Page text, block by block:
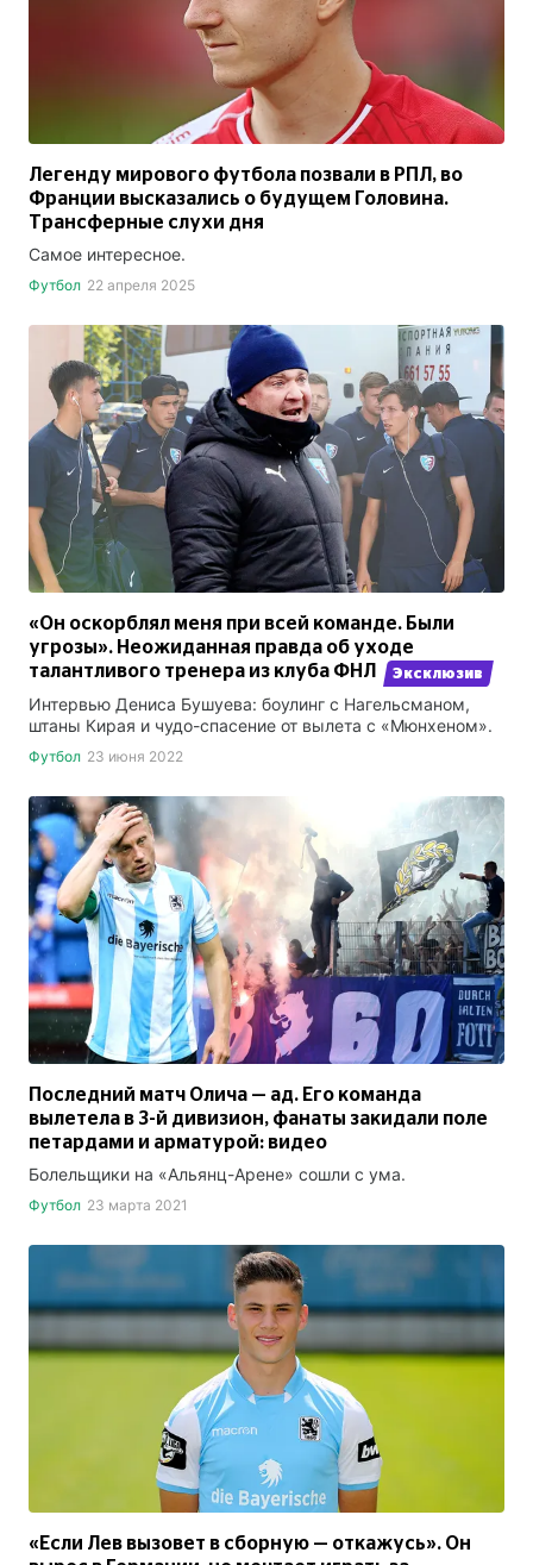
Легенду мирового футбола позвали в РПЛ, во
Франции высказались о будущем Головина.
Трансферные слухи дня
Самое интересное.
Футбол 22 апреля 2025
«Он оскорблял меня при всей команде. Были
угрозы». Неожиданная правда об уходе
талантливого тренера из клуба ФНЛ
Эксклюзив
Интервью Дениса Бушуева: боулинг с Нагельсманом,
штаны Кирая и чудо-спасение от вылета с «Мюнхеном».
Футбол 23 июня 2022
Последний матч Олича — ад. Его команда
вылетела в 3-й дивизион, фанаты закидали поле
петардами и арматурой: видео
Болельщики на «Альянц-Арене» сошли с ума.
Футбол 23 марта 2021
«Если Лев вызовет в сборную — откажусь». Он